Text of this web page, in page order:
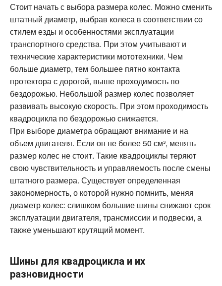
Стоит начать с выбора размера колес. Можно сменить
штатный диаметр, выбрав колеса в соответствии со
стилем езды и особенностями эксплуатации
транспортного средства. При этом учитывают и
технические характеристики мототехники. Чем
больше диаметр, тем большее пятно контакта
протектора с дорогой, выше проходимость по
бездорожью. Небольшой размер колес позволяет
развивать высокую скорость. При этом проходимость
квадроцикла по бездорожью снижается.
При выборе диаметра обращают внимание и на
объем двигателя. Если он не более 50 см³, менять
размер колес не стоит. Такие квадроциклы теряют
свою чувствительность и управляемость после смены
штатного размера. Существует определенная
закономерность, о которой нужно помнить, меняя
диаметр колес: слишком большие шины снижают срок
эксплуатации двигателя, трансмиссии и подвески, а
также уменьшают крутящий момент.
Шины для квадроцикла и их
разновидности